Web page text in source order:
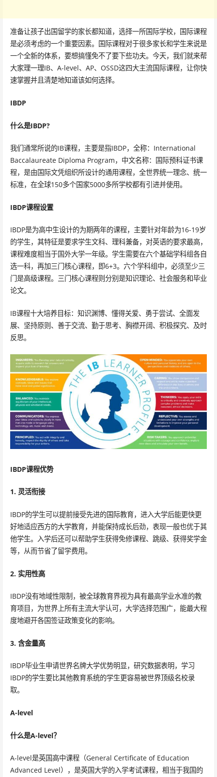
准备让孩子出国留学的家长都知道，选择一所国际学校，国际课程
是必须考虑的一个重要因素。国际课程对于很多家长和学生来说是
一个全新的体系，要想搞懂免不了要下些功夫。今天，我们就来帮
大家理一理IB、A-level、AP、OSSD这四大主流国际课程，让你快
速掌握并且清楚地知道该如何选择。
IBDP
什么是IBDP?
我们通常所说的IB课程，主要是指IBDP，全称：International
Baccalaureate Diploma Program，中文名称：国际预科证书课
程，是由国际文凭组织所设计的通用课程，全世界统一理念、统一
标准，在全球150多个国家5000多所学校都有引进并使用。
IBDP课程设置
IBDP是为高中生设计的为期两年的课程，主要针对年龄为16-19岁
的学生，其特征是要求学生文科、理科兼备，对英语的要求最高，
课程难度相当于国外大学一年级。学生需要在六个基础学科组各自
选一科，再加三门核心课程，即6+3。六个学科组中，必须至少三
门是高级课程。三门核心课程则分别是知识理论、社会服务和毕业
论文。
IB课程十大培养目标：知识渊博、懂得关爱、勇于尝试、全面发
展、坚持原则、善于交流、勤于思考、胸襟开阔、积极探究、及时
反思。
IBDP课程优势
1. 灵活衔接
IBDP的学生可以提前接受先进的国际教育，进入大学后能更快更
好地适应西方的大学教育，并能保持成长后劲，表现一般也优于其
他学生。入学后还可以帮助学生获得免修课程、跳级、获得奖学金
等，从而节省了留学费用。
2. 实用性高
IBDP没有地域性限制，被全球教育界视为具有最高学业水准的教
育项目，为世界上所有主流大学认可，大学选择范围广，能最大程
度地避开各国签证政策变化的影响。
3. 含金量高
IBDP毕业生申请世界名牌大学优势明显，研究数据表明，学习
IBDP的学生要比其他教育系统的学生更容易被世界顶级名校录
取。
A-level
什么是A-level？
A-level是英国高中课程（General Certificate of Education
Advanced Level），是英国大学的入学考试课程，相当于我国的